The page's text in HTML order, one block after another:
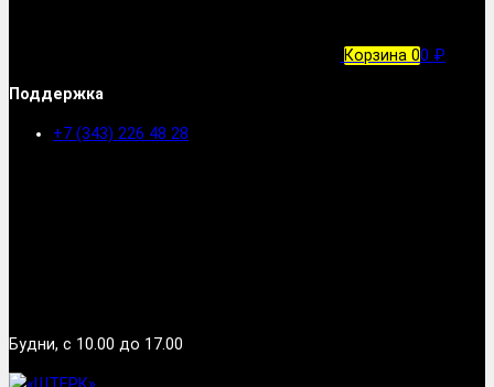
Корзина 00 ₽
Поддержка
+7 (343) 226 48 28
Будни, с 10.00 до 17.00